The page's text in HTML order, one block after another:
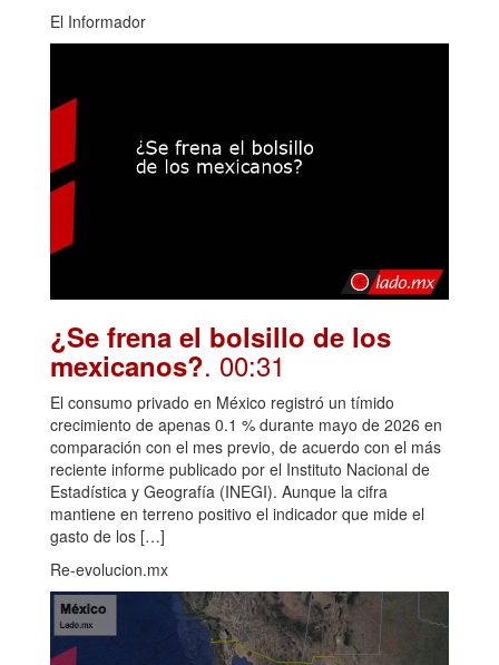
El Informador
¿Se frena el bolsillo de los
mexicanos?. 00:31
El consumo privado en México registró un tímido
crecimiento de apenas 0.1 % durante mayo de 2026 en
comparación con el mes previo, de acuerdo con el más
reciente informe publicado por el Instituto Nacional de
Estadística y Geografía (INEGI). Aunque la cifra
mantiene en terreno positivo el indicador que mide el
gasto de los […]
Re-evolucion.mx